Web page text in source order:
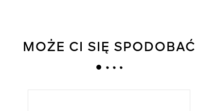
MOŻE CI SIĘ SPODOBAĆ